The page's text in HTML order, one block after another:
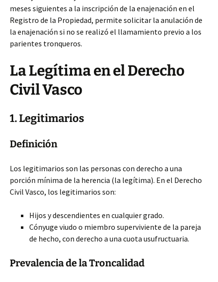
meses siguientes a la inscripción de la enajenación en el
Registro de la Propiedad, permite solicitar la anulación de
la enajenación si no se realizó el llamamiento previo a los
parientes tronqueros.
La Legítima en el Derecho
Civil Vasco
1. Legitimarios
Definición
Los legitimarios son las personas con derecho a una
porción mínima de la herencia (la legítima). En el Derecho
Civil Vasco, los legitimarios son:
Hijos y descendientes en cualquier grado.
Cónyuge viudo o miembro superviviente de la pareja
de hecho, con derecho a una cuota usufructuaria.
Prevalencia de la Troncalidad